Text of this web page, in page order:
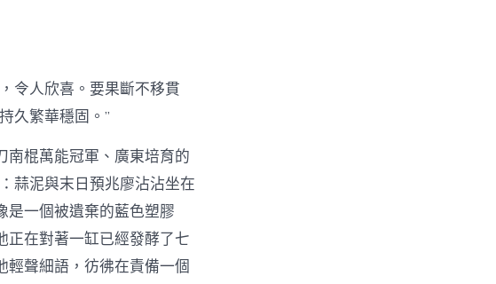
令人欣喜。要果斷不移貫
久繁華穩固。”
南棍萬能冠軍、廣東培育的
蒜泥與末日預兆廖沾沾坐在
是一個被遺棄的藍色塑膠
正在對著一缸已經發酵了七
輕聲細語，彷彿在責備一個